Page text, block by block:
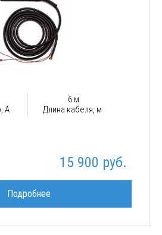
А
6 м
Длина кабеля, м
15 900 руб.
Подробнее